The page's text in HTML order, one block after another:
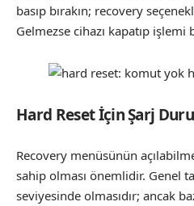
basıp bırakın; recovery
Gelmezse cihazı kapatıp işlemi
Hard Reset İçin Şarj
Recovery menüsünün
sahip olması önemlidir. Genel
seviyesinde olmasıdır; ancak